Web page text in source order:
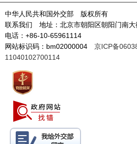
中华人民共和国外交部 版权所有
联系我们 地址：北京市朝阳区朝阳门南
电话：+86-10-65961114
网站标识码：bm02000004 京ICP备
11040102700114